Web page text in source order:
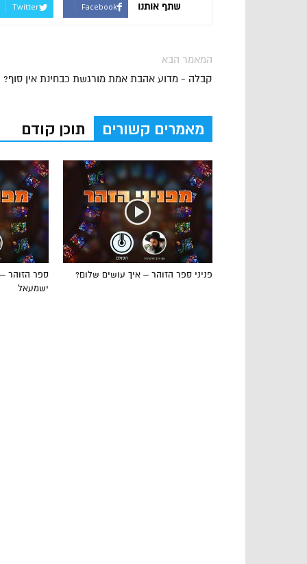
שתף אותנו Facebook
Twitter
המאמר הבא
קבלה - מדוע אהבת אמת מורגשת כבחינת אין סוף?
מאמרים קשורים תוכן קודם
ספר הזוהר
ישמעאל
פניני ספר הזוהר – איך עושים שלום?